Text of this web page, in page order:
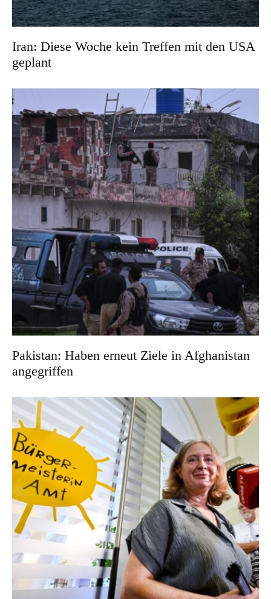
Iran: Diese Woche kein Treffen mit den USA
geplant
Pakistan: Haben erneut Ziele in Afghanistan
angegriffen